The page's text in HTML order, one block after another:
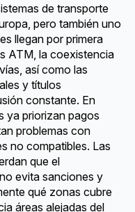
de transporte
pero también uno
llegan por primera
ATM, la coexistencia
así como las
y títulos
constante. En
ya priorizan pagos
problemas con
no compatibles. Las
que el
evita sanciones y
qué zonas cubre
áreas alejadas del